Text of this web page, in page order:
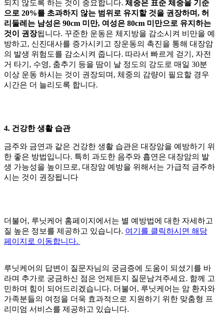
되지 않도록 하는 것이 중요합니다. 체중은 표준 체중을 기준
으로 20%를 초과하지 않는 범위로 유지할 것을 권장하며, 허
리둘레는 남성은 90cm 미만, 여성은 80cm 미만으로 유지하는
것이 권장됩니다. 꾸준한 운동은 체지방을 감소시켜 비만을 예
방하고, 신진대사를 증가시키고 장운동의 촉진을 통해 대장암
의 발생 위험도를 감소시켜 줍니다. 따라서 빠르게 걷기, 자전
거 타기, 수영, 춤추기 등을 땀이 날 정도의 강도로 매일 30분
이상 운동 하시는 것이 권장되며, 체중의 감량이 필요할 경우
시간은 더 늘리도록 합니다.
4. 건강한 생활 습관
금주와 금연과 같은 건강한 생활 습관은 대장암을 예방하기 위
한 좋은 방법입니다. 특히 과도한 음주와 흡연은 대장암의 발
생 가능성을 높이므로, 대장암 예방을 위해서는 가급적 금주하
시는 것이 권장됩니다
더불어, 루닛케어 홈페이지에서는 별 예방법에 대한 자세하고
질 높은 정보를 제공하고 있습니다. 여기를 클릭하시면 해당
페이지로 이동합니다.
루닛케어의 답변이 질문자님의 궁금증에 도움이 되셨기를 바
라며 추가로 궁금하신 점은 언제든지 질문남겨주세요. 함께 고
민하며 힘이 되어드리겠습니다. 더불어, 루닛케어는 암 환자와
가족분들의 여정을 더욱 효과적으로 지원하기 위한 맞춤형 프
리미엄 서비스를 제공하고 있습니다.